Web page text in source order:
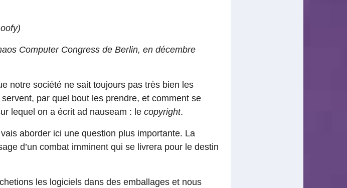
Computer Congress de Berlin, en décembre
notre société ne sait toujours pas très bien les
par quel bout les prendre, et comment se
lequel on a écrit ad nauseam : le copyright.
aborder ici une question plus importante. La
d’un combat imminent qui se livrera pour le destin
les logiciels dans des emballages et nous